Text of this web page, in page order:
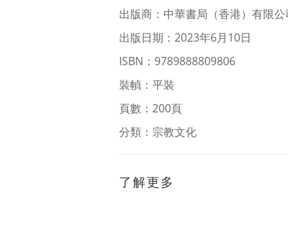
出版商：中華書局（香港）有限公
出版日期：2023年6月10日
ISBN ：9789888809806
裝幀：平裝
頁數：200頁
分類：宗教文化
了解更多